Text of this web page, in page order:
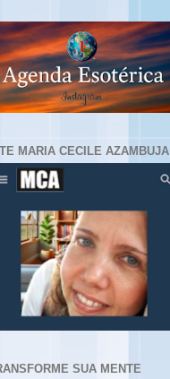
MARIA CECILE AZAMBUJA
SUA MENTE